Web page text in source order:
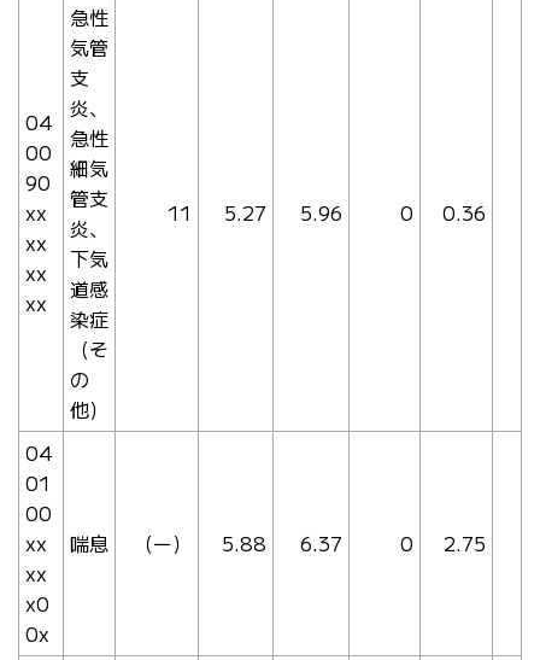
04
00
90
xx
xx
xx
xx
急性
気管
支
炎、
急性
細気
管支
炎、
下気
道感
染症
（そ
の
他）
11 5.27 5.96 0 0.36
04
01
00
xx
xx
x0
0x
喘息 （ー） 5.88 6.37 0 2.75